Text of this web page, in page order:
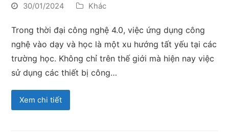
30/01/2024 Khác
Trong thời đại công nghệ 4.0, việc ứng dụng công
nghệ vào dạy và học là một xu hướng tất yếu tại các
trường học. Không chỉ trên thế giới mà hiện nay việc
sử dụng các thiết bị công…
Xem chi tiết